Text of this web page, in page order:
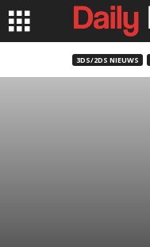
3DS/2DS NIEUWS